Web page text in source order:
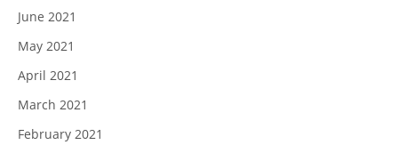
June 2021
May 2021
April 2021
March 2021
February 2021